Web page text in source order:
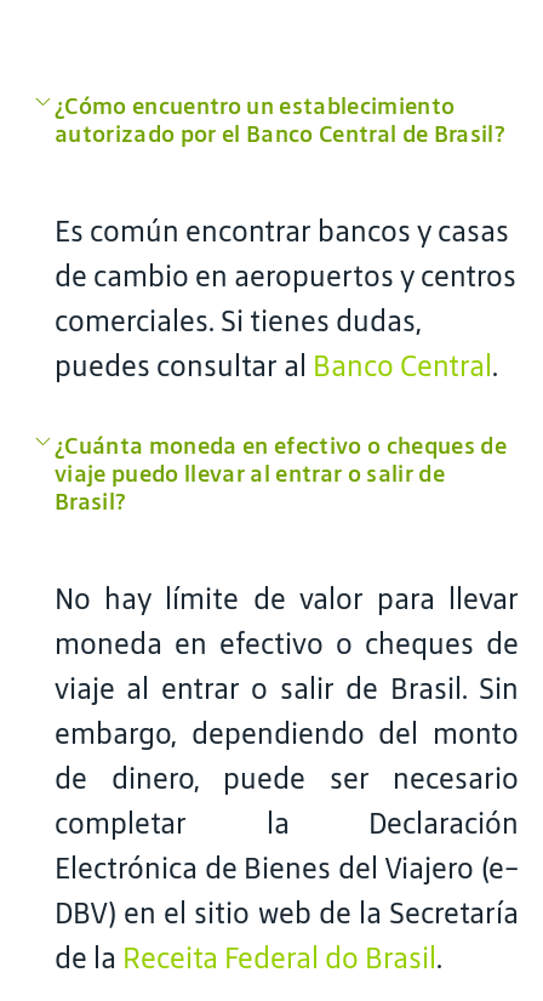
¿Cómo encuentro un establecimiento
autorizado por el Banco Central de Brasil?
Es común encontrar bancos y casas
de cambio en aeropuertos y centros
comerciales. Si tienes dudas,
puedes consultar al Banco Central .
¿Cuánta moneda en efectivo o cheques de
viaje puedo llevar al entrar o salir de
Brasil?
No hay límite de valor para llevar
moneda en efectivo o cheques de
viaje al entrar o salir de Brasil. Sin
embargo, dependiendo del monto
de dinero, puede ser necesario
completar la Declaración
Electrónica de Bienes del Viajero (e-
DBV) en el sitio web de la Secretaría
de la Receita Federal do Brasil .